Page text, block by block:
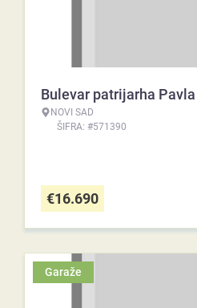
Bulevar patrijarha Pavla
NOVI SAD
ŠIFRA: #571390
€16.690
Garaže